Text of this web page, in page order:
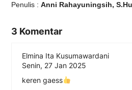
Penulis : Anni Rahayuningsih,
3 Komentar
Elmina Ita Kusumawardani
Senin, 27 Jan 2025
keren gaess